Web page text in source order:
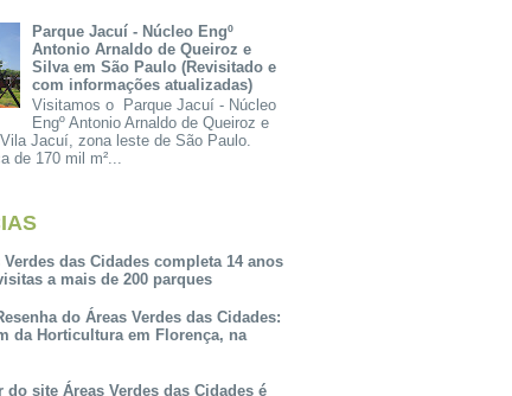
Parque Jacuí - Núcleo Engº
Antonio Arnaldo de Queiroz e
Silva em São Paulo (Revisitado e
com informações atualizadas)
Visitamos o Parque Jacuí - Núcleo
Engº Antonio Arnaldo de Queiroz e
Jacuí, zona leste de São Paulo.
de 170 mil m²...
Verdes das Cidades completa 14 anos
a mais de 200 parques
do Áreas Verdes das Cidades:
da Horticultura em Florença, na
do site Áreas Verdes das Cidades é